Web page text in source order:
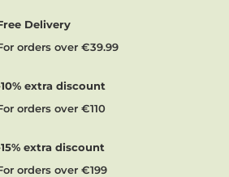
Delivery
orders over €39.99
extra discount
orders over €110
extra discount
orders over €199